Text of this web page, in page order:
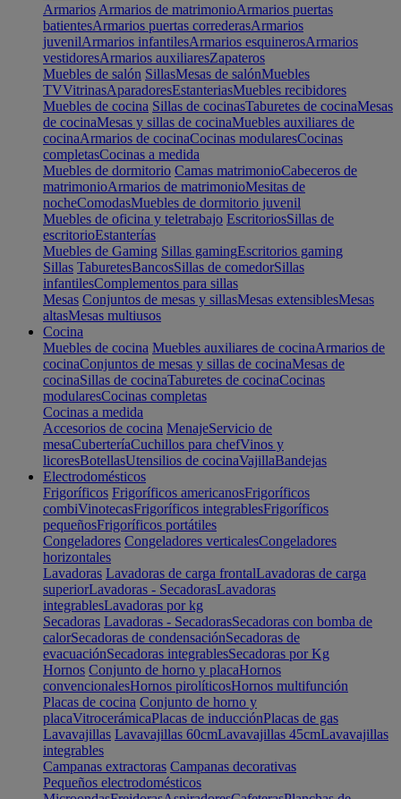
Armarios Armarios de matrimonioArmarios puertas
batientesArmarios puertas correderasArmarios
juvenilArmarios infantilesArmarios esquinerosArmarios
vestidoresArmarios auxiliaresZapateros
Muebles de salón SillasMesas de salónMuebles
TVVitrinasAparadoresEstanteriasMuebles recibidores
Muebles de cocina Sillas de cocinasTaburetes de cocinaMesas
de cocinaMesas y sillas de cocinaMuebles auxiliares de
cocinaArmarios de cocinaCocinas modularesCocinas
completasCocinas a medida
Muebles de dormitorio Camas matrimonioCabeceros de
matrimonioArmarios de matrimonioMesitas de
nocheComodasMuebles de dormitorio juvenil
Muebles de oficina y teletrabajo EscritoriosSillas de
escritorioEstanterías
Muebles de Gaming Sillas gamingEscritorios gaming
Sillas TaburetesBancosSillas de comedorSillas
infantilesComplementos para sillas
Mesas Conjuntos de mesas y sillasMesas extensiblesMesas
altasMesas multiusos
Cocina
Muebles de cocina Muebles auxiliares de cocinaArmarios de
cocinaConjuntos de mesas y sillas de cocinaMesas de
cocinaSillas de cocinaTaburetes de cocinaCocinas
modularesCocinas completas
Cocinas a medida
Accesorios de cocina MenajeServicio de
mesaCuberteríaCuchillos para chefVinos y
licoresBotellasUtensilios de cocinaVajillaBandejas
Electrodomésticos
Frigoríficos Frigoríficos americanosFrigoríficos
combiVinotecasFrigoríficos integrablesFrigoríficos
pequeñosFrigoríficos portátiles
Congeladores Congeladores verticalesCongeladores
horizontales
Lavadoras Lavadoras de carga frontalLavadoras de carga
superiorLavadoras - SecadorasLavadoras
integrablesLavadoras por kg
Secadoras Lavadoras - SecadorasSecadoras con bomba de
calorSecadoras de condensaciónSecadoras de
evacuaciónSecadoras integrablesSecadoras por Kg
Hornos Conjunto de horno y placaHornos
convencionalesHornos pirolíticosHornos multifunción
Placas de cocina Conjunto de horno y
placaVitrocerámicaPlacas de inducciónPlacas de gas
Lavavajillas Lavavajillas 60cmLavavajillas 45cmLavavajillas
integrables
Campanas extractoras Campanas decorativas
Pequeños electrodomésticos